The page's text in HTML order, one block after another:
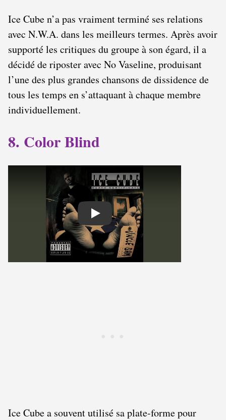
Ice Cube n’a pas vraiment terminé ses relations
avec N.W.A. dans les meilleurs termes. Après avoir
supporté les critiques du groupe à son égard, il a
décidé de riposter avec No Vaseline, produisant
l’une des plus grandes chansons de dissidence de
tous les temps en s’attaquant à chaque membre
individuellement.
8. Color Blind
Play
Ice Cube a souvent utilisé sa plate-forme pour